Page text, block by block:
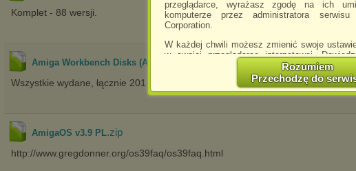
przeglądarce, wyrażasz zgodę na ich
komputerze przez administratora
Corporation.
W każdej chwili możesz zmienić swoje
w swojej przeglądarce internetowej.
http://chomikuj.pl/
Jednocześnie informujemy że zmiana
spowodować ograniczenie korzystania ze
W przypadku braku twojej zgody na
(dostosowanie reklam do Twoich potrzeb,
Rozumiem
Przechodzę do
Komplet - 88 wersji.
Amiga Workbench Disks (ALL)
Wszystkie wydane, łącznie 201 dyskietek.
AmigaOS v3.9 PL.zip
http://www.gregdonner.org/os39faq/os39faq.html